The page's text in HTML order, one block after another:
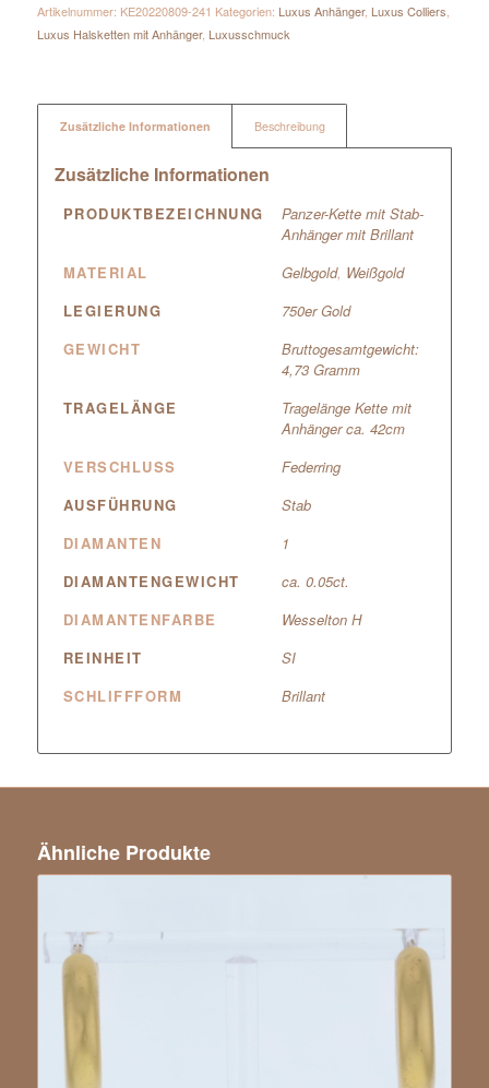
Artikelnummer: KE20220809-241 Kategorien: Luxus Anhänger, Luxus Colliers
Luxus Halsketten mit Anhänger, Luxusschmuck
Zusätzliche Informationen Beschreibung
Zusätzliche Informationen
PRODUKTBEZEICHNUNG
Panzer-Kette mit Stab-
Anhänger mit Brillant
MATERIAL
Gelbgold, Weißgold
LEGIERUNG
750er Gold
GEWICHT
Bruttogesamtgewicht:
4,73 Gramm
TRAGELÄNGE
Tragelänge Kette mit
Anhänger ca. 42cm
VERSCHLUSS
Federring
AUSFÜHRUNG
Stab
DIAMANTEN
1
DIAMANTENGEWICHT
ca. 0.05ct.
DIAMANTENFARBE
Wesselton H
REINHEIT
SI
SCHLIFFFORM
Brillant
Ähnliche Produkte